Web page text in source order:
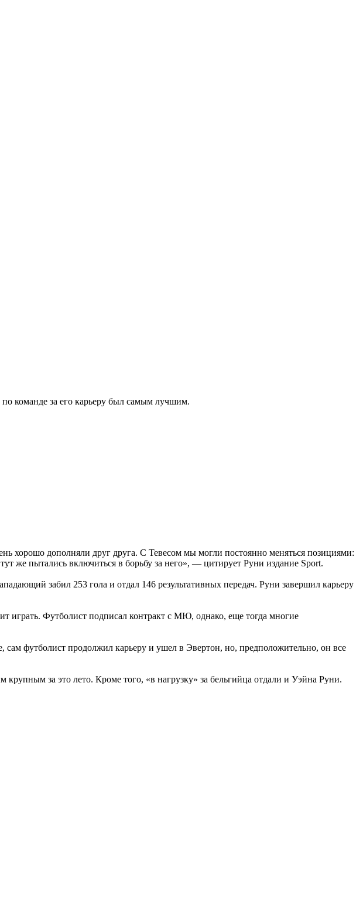
команде за его карьеру был самым лучшим.
хорошо дополняли друг друга. С Тевесом мы могли постоянно меняться позициями:
же пытались включиться в борьбу за него», — цитирует Руни издание Sport.
забил 253 гола и отдал 146 результативных передач. Руни завершил карьеру
играть. Футболист подписал контракт с МЮ, однако, еще тогда многие
футболист продолжил карьеру и ушел в Эвертон, но, предположительно, он все
за это лето. Кроме того, «в нагрузку» за бельгийца отдали и Уэйна Руни.